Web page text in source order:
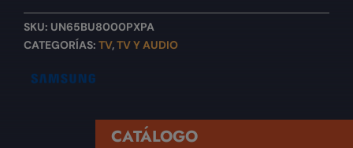
SKU: UN65BU8000PXPA
CATEGORÍAS: TV,TV Y AUDIO
CATÁLOGO